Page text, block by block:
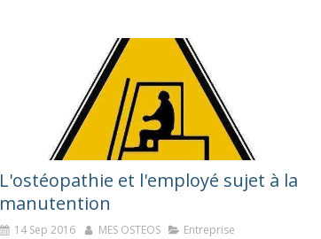
L'ostéopathie et l'employé sujet à la
manutention
14 Sep 2016 MES OSTEOS Entreprise